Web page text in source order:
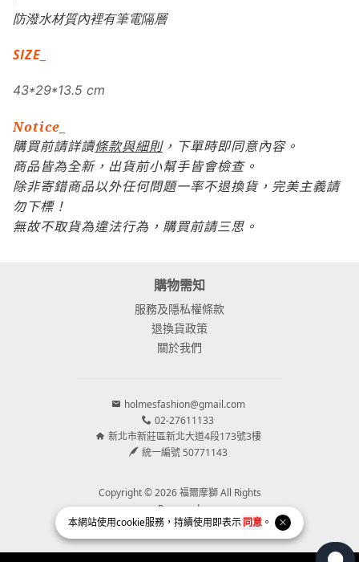
本網站使用cookie服務，持續使用即表示同意 。
防潑水材質內裡有筆電隔層
SIZE
43*29*13.5 cm
Notice_
購買前請詳讀條款與細則，下單時即同意內容。
商品皆為全新，出貨前小幫手皆會檢查。
除非寄錯商品以外任何問題一率不退換貨，完美主義請
勿下標！
無故不取貨為違法行為，購買前請三思 。
購物需知
服務及隱私權條款
退換貨政策
關於我們
holmesfashion@gmail.com
02-27611133
新北市新莊區新北大道4段173號3樓
統一編號 50771143
Copyright © 2026 福爾摩獅 All Rights
Reserved.
Powered byBVSHOP.